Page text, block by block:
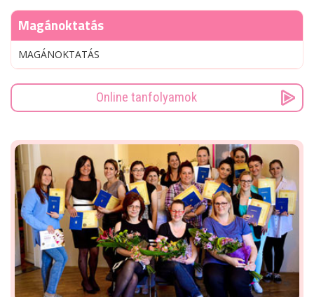
Magánoktatás
MAGÁNOKTATÁS
Online tanfolyamok